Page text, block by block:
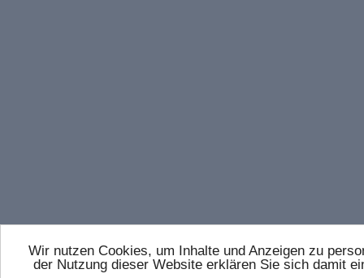
Wir nutzen Cookies, um Inhalte und Anzeigen zu
der Nutzung dieser Website erklären Sie sich damit